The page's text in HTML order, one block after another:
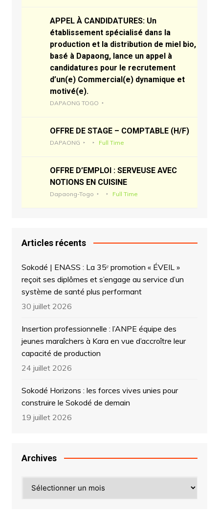
APPEL À CANDIDATURES: Un
établissement spécialisé dans la
production et la distribution de miel bio,
basé à Dapaong, lance un appel à
candidatures pour le recrutement
d’un(e) Commercial(e) dynamique et
motivé(e).
DAPAONG TOGO
OFFRE DE STAGE – COMPTABLE (H/F)
DAPAONG Full Time
OFFRE D’EMPLOI : SERVEUSE AVEC
NOTIONS EN CUISINE
Dapaong-Togo Full Time
Articles récents
Sokodé | ENASS : La 35ᵉ promotion « ÉVEIL »
reçoit ses diplômes et s’engage au service d’un
système de santé plus performant
30 juillet 2026
Insertion professionnelle : l’ANPE équipe des
jeunes maraîchers à Kara en vue d’accroître leur
capacité de production
24 juillet 2026
Sokodé Horizons : les forces vives unies pour
construire le Sokodé de demain
19 juillet 2026
Archives